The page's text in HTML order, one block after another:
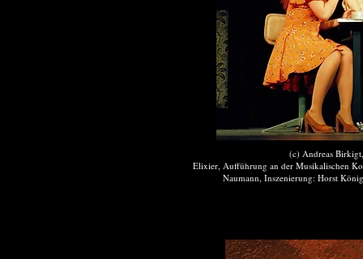
(c) Andreas
Elixier, Aufführung an der Musikalischen
Naumann, Inszenierung: Horst